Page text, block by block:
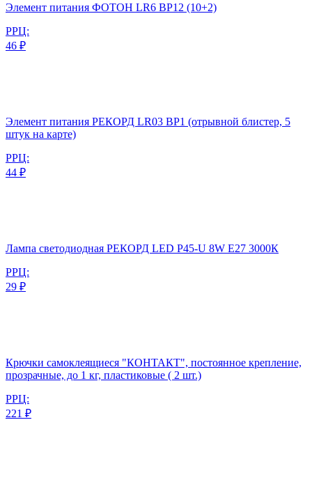
Элемент питания ФОТОН LR6 BP12 (10+2)
РРЦ:
46 ₽
Элемент питания РЕКОРД LR03 BP1 (отрывной блистер, 5
штук на карте)
РРЦ:
44 ₽
Лампа светодиодная РЕКОРД LED P45-U 8W Е27 3000К
РРЦ:
29 ₽
Крючки самоклеящиеся "КОНТАКТ", постоянное крепление,
прозрачные, до 1 кг, пластиковые ( 2 шт.)
РРЦ:
221 ₽